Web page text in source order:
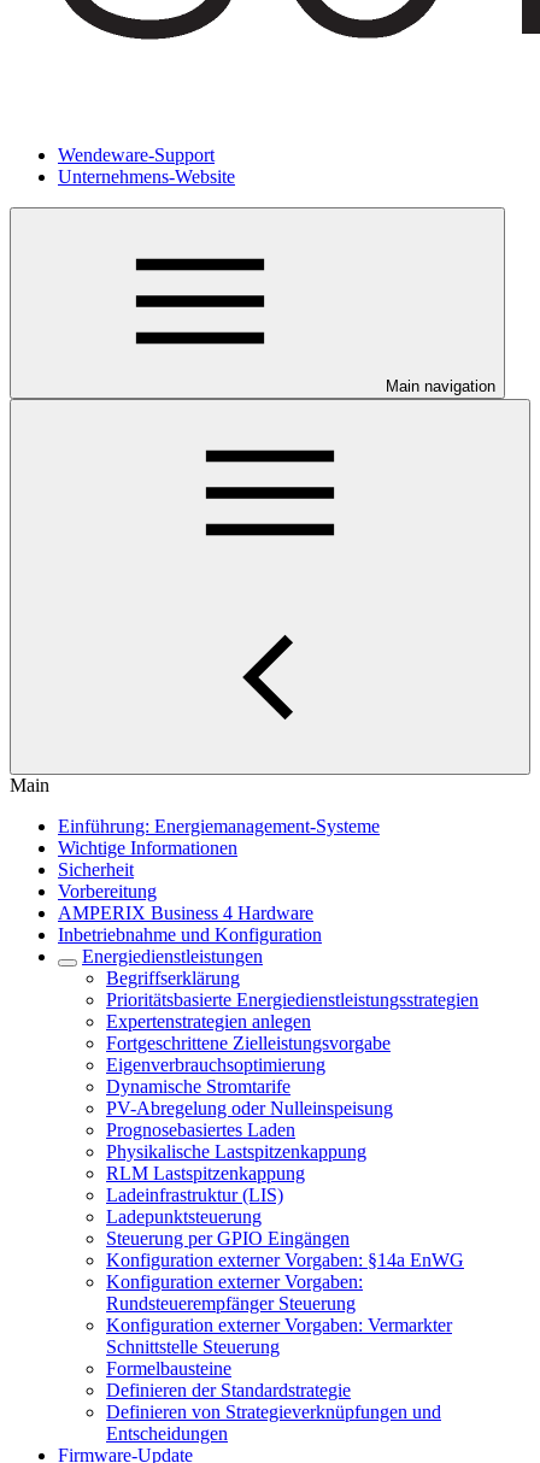
Wendeware-Support
Unternehmens-Website
Main navigation
Main
Einführung: Energiemanagement-Systeme
Wichtige Informationen
Sicherheit
Vorbereitung
AMPERIX Business 4 Hardware
Inbetriebnahme und Konfiguration
Energiedienstleistungen
Begriffserklärung
Prioritätsbasierte Energiedienstleistungsstrategien
Expertenstrategien anlegen
Fortgeschrittene Zielleistungsvorgabe
Eigenverbrauchsoptimierung
Dynamische Stromtarife
PV-Abregelung oder Nulleinspeisung
Prognosebasiertes Laden
Physikalische Lastspitzenkappung
RLM Lastspitzenkappung
Ladeinfrastruktur (LIS)
Ladepunktsteuerung
Steuerung per GPIO Eingängen
Konfiguration externer Vorgaben: §14a EnWG
Konfiguration externer Vorgaben:
Rundsteuerempfänger Steuerung
Konfiguration externer Vorgaben: Vermarkter
Schnittstelle Steuerung
Formelbausteine
Definieren der Standardstrategie
Definieren von Strategieverknüpfungen und
Entscheidungen
Firmware-Update